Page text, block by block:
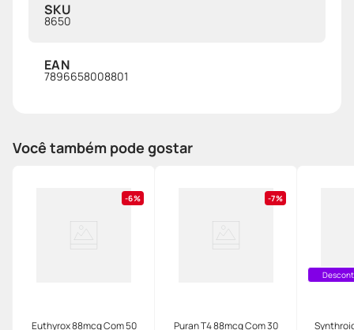
SKU
8650
EAN
7896658008801
Você também pode gostar
6%
Euthyrox 88mcg Com 50
7%
Puran T4 88mcg Com 30